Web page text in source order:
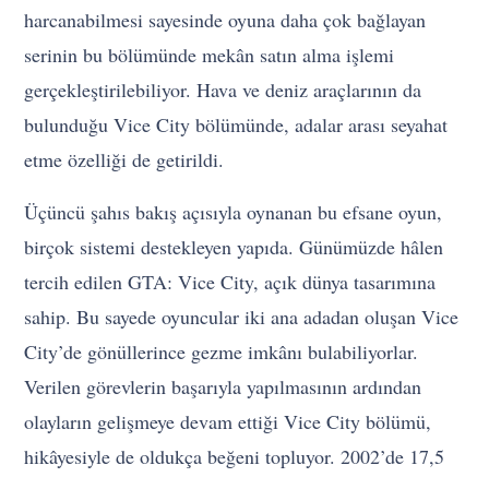
harcanabilmesi sayesinde oyuna daha çok bağlayan
serinin bu bölümünde mekân satın alma işlemi
gerçekleştirilebiliyor. Hava ve deniz araçlarının da
bulunduğu Vice City bölümünde, adalar arası seyahat
etme özelliği de getirildi.
Üçüncü şahıs bakış açısıyla oynanan bu efsane oyun,
birçok sistemi destekleyen yapıda. Günümüzde hâlen
tercih edilen GTA: Vice City, açık dünya tasarımına
sahip. Bu sayede oyuncular iki ana adadan oluşan Vice
City’de gönüllerince gezme imkânı bulabiliyorlar.
Verilen görevlerin başarıyla yapılmasının ardından
olayların gelişmeye devam ettiği Vice City bölümü,
hikâyesiyle de oldukça beğeni topluyor. 2002’de 17,5